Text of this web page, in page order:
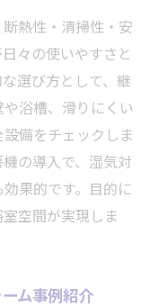
快適生活のヒン
たい定期点検の
ーム後の小さな
リフォーム後の
熱性・清掃性・安
々の使いやすさと
選び方として、継
浴槽、滑りにくい
備をチェックしま
の導入で、湿気対
果的です。目的に
空間が実現しま
ム事例紹介